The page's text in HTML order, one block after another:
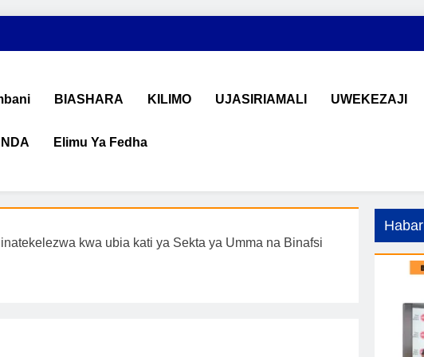
na Uchumi Tanzania
ujasiriamali Tanzania. Pata taarifa mpya za biashara, uwekezaji, ajira,
BIASHARA KILIMO UJASIRIAMALI UWEKEZAJI
Elimu Ya Fedha
kwa ubia kati ya Sekta ya Umma na Binafsi